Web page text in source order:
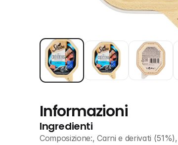
Informazioni
Ingredienti
Composizione:, Carni e derivati